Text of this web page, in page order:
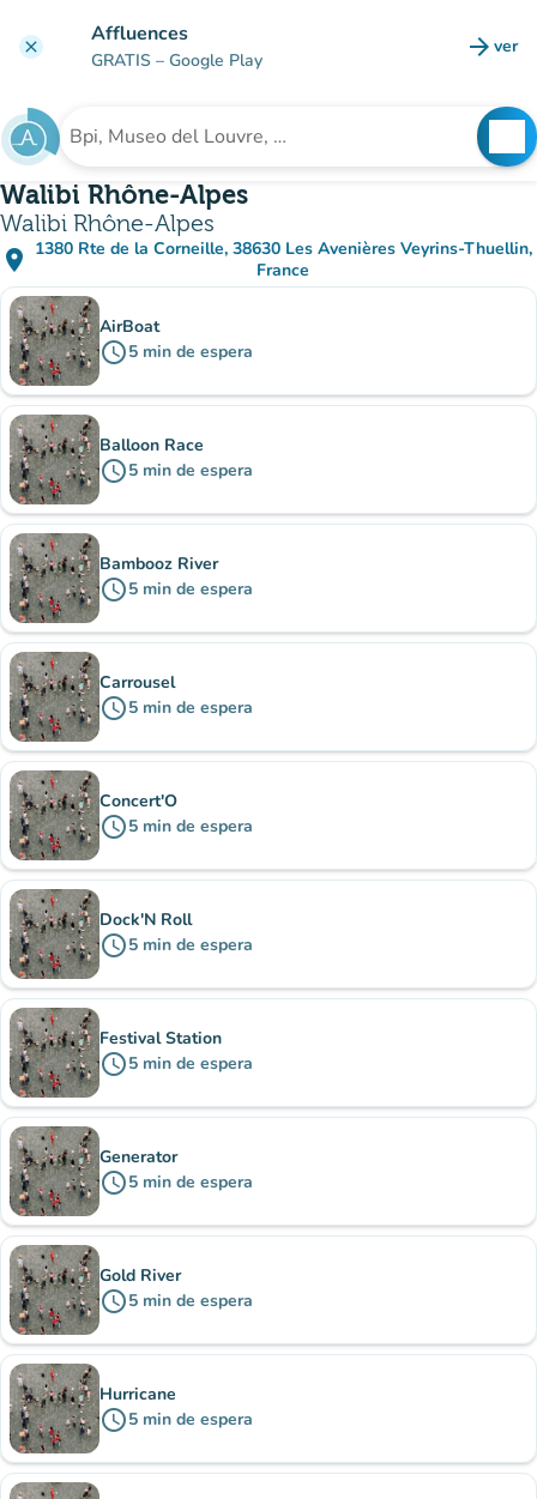
clear Affluences
GRATIS – Google Play arrow_forward ver
Buscar un establecimiento
Walibi Rhône-Alpes
Walibi Rhône-Alpes
place 1380 Rte de la Corneille, 38630 Les Avenières Veyrins-Thuellin,
France
(abrir en Google Maps)
(nueva pestaña)
subsitio
AirBoat
schedule5 min de espera
Balloon Race
schedule5 min de espera
Bambooz River
schedule5 min de espera
Carrousel
schedule5 min de espera
Concert'O
schedule5 min de espera
Dock'N Roll
schedule5 min de espera
Festival Station
schedule5 min de espera
Generator
schedule5 min de espera
Gold River
schedule5 min de espera
Hurricane
schedule5 min de espera